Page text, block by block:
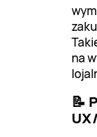
na
📝